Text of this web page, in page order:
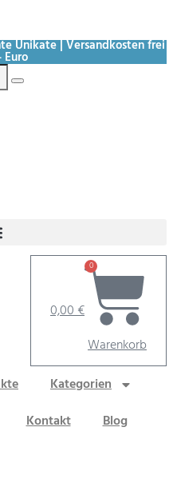
Unikate | Versandkosten frei
Euro
0,00€
0
Warenkorb
Kategorien
Kontakt Blog